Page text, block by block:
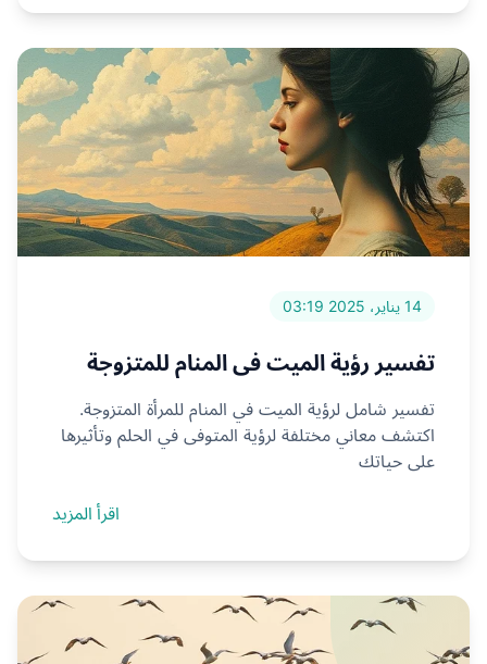
14 يناير، 2025 03:19
تفسير رؤية الميت في المنام للمتزوجة
تفسير شامل لرؤية الميت في المنام للمرأة المتزوجة.
اكتشف معاني مختلفة لرؤية المتوفى في الحلم وتأثيرها
على حياتك
اقرأ المزيد